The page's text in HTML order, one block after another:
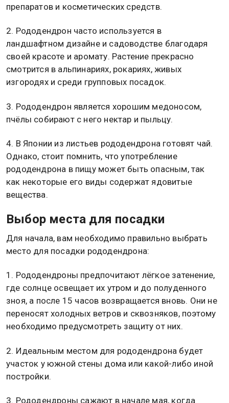
препаратов и косметических средств.
2. Рододендрон часто используется в
ландшафтном дизайне и садоводстве благодаря
своей красоте и аромату. Растение прекрасно
смотрится в альпинариях, рокариях, живых
изгородях и среди групповых посадок.
3. Рододендрон является хорошим медоносом,
пчёлы собирают с него нектар и пыльцу.
4. В Японии из листьев рододендрона готовят чай.
Однако, стоит помнить, что употребление
рододендрона в пищу может быть опасным, так
как некоторые его виды содержат ядовитые
вещества.
Выбор места для посадки
Для начала, вам необходимо правильно выбрать
место для посадки рододендрона:
1. Рододендроны предпочитают лёгкое затенение,
где солнце освещает их утром и до полуденного
зноя, а после 15 часов возвращается вновь. Они не
переносят холодных ветров и сквозняков, поэтому
необходимо предусмотреть защиту от них.
2. Идеальным местом для рододендрона будет
участок у южной стены дома или какой-либо иной
постройки.
3. Рододендроны сажают в начале мая, когда